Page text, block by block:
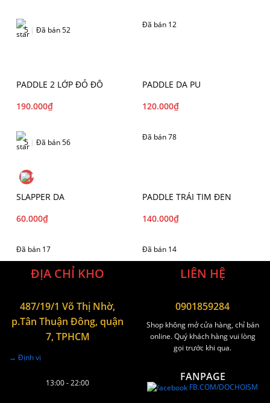
5 | Đã bán 52
Đã bán 12
PADDLE 2 LỚP ĐỎ ĐÔ
190.000₫
5 | Đã bán 56
PADDLE DA PU
120.000₫
Đã bán 78
SLAPPER DA
60.000₫
Đã bán 17
PADDLE TRÁI TIM ĐEN
140.000₫
Đã bán 14
ĐỊA CHỈ KHO
487/19/1 Võ Thị Nhờ,
p.Tân Thuận Đông, quận
7, TPHCM
→ Định vị
13:00 - 22:00
LIÊN HỆ
0901859284
Shop không mở cửa hàng, chỉ bán
online. Quý khách hàng vui lòng
gọi trước khi qua.
FANPAGE
FB.COM/DOCHOISM